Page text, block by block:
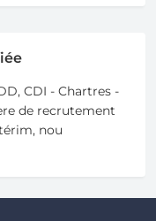
CDI - Chartres -
de recrutement
nou